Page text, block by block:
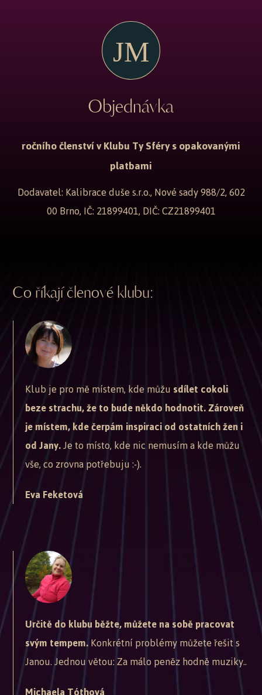
Objednávka
ročního členství v Klubu Ty Sféry s opakovanými
platbami
Dodavatel: Kalibrace duše s.r.o., Nové sady 988/2, 602
00 Brno, IČ: 21899401, DIČ: CZ21899401
Co říkají členové klubu:
Klub je pro mě místem, kde můžusdílet cokoli
beze strachu, že to bude někdo hodnotit. Zároveň
je místem, kde čerpám inspiraci od ostatních žen i
od Jany.Je to místo, kde nic nemusím a kde můžu
vše, co zrovna potřebuju :-).
Eva Feketová
Určitě do klubu běžte, můžete na sobě pracovat
svým tempem.Konkrétní problémy můžete řešit s
Janou. Jednou větou: Za málo peněz hodně muziky..